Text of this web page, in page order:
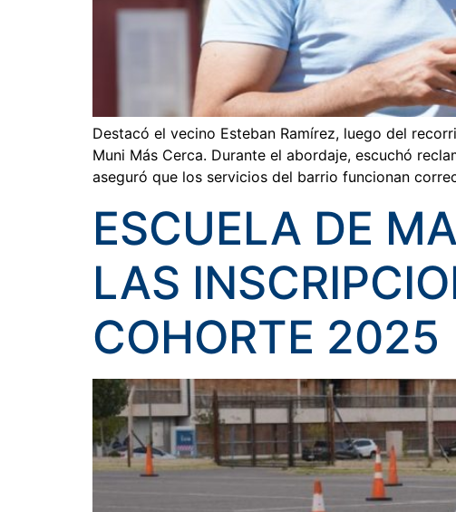
Destacó el vecino Esteban Ramírez, luego del
Muni Más Cerca. Durante el abordaje, escuchó
aseguró que los servicios del barrio funcionan
ESCUELA DE
LAS
COHORTE 2025